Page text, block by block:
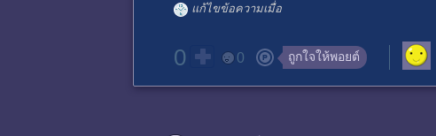
แก้ไขข้อความเมื่อ
0 0 ถูกใจให้พอยต์